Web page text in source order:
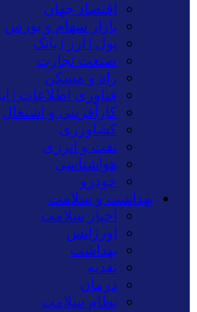
اقتصاد جهان
بازار سهام و بورس
پول | ارز | بانک
صنعت تجارت
راه و مسکن
فناوری اطلاعات |
کارآفرینی و اشتغال
کشاورزی
نفت و انرژی
هواشناسی
خودرو
بهداشت و سلامت
اخبار سلامت
اورژانس
بهداشت
تغدیه
درمان
نظام سلامت